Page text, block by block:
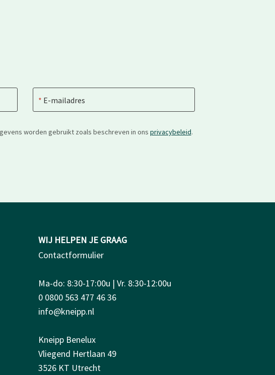
E-mailadres
worden gebruikt zoals beschreven in ons privacybeleid.
WIJ HELPEN JE GRAAG
Contactformulier
Ma-do: 8:30-17:00u | Vr. 8:30-12:00u
0 0800 563 477 46 36
info@kneipp.nl
Kneipp Benelux
Vliegend Hertlaan 49
3526 KT Utrecht